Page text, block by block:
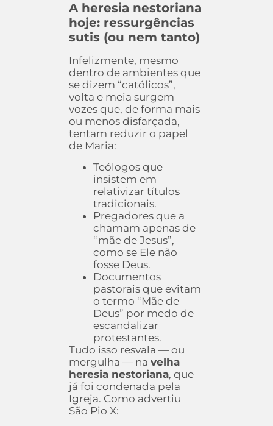
A heresia nestoriana
hoje: ressurgências
sutis (ou nem tanto)
Infelizmente, mesmo
dentro de ambientes que
se dizem “católicos”,
volta e meia surgem
vozes que, de forma mais
ou menos disfarçada,
tentam reduzir o papel
de Maria:
Teólogos que
insistem em
relativizar títulos
tradicionais.
Pregadores que a
chamam apenas de
“mãe de Jesus”,
como se Ele não
fosse Deus.
Documentos
pastorais que evitam
o termo “Mãe de
Deus” por medo de
escandalizar
protestantes.
Tudo isso resvala — ou
mergulha — na velha
heresia nestoriana, que
já foi condenada pela
Igreja. Como advertiu
São Pio X: